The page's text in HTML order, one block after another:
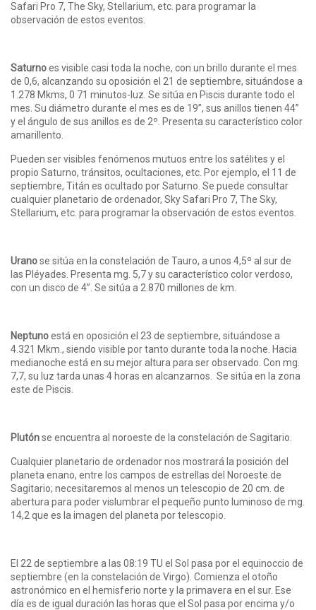
Safari Pro 7, The Sky, Stellarium, etc. para programar la
observación de estos eventos.
Saturnoes visible casi toda la noche, con un brillo durante el mes
de 0,6, alcanzando su oposición el 21 de septiembre, situándose a
1.278 Mkms, 0 71 minutos-luz. Se sitúa en Piscis durante todo el
mes. Su diámetro durante el mes es de 19”, sus anillos tienen 44”
y el ángulo de sus anillos es de 2º. Presenta su característico color
amarillento.
Pueden ser visibles fenómenos mutuos entre los satélites y el
propio Saturno, tránsitos, ocultaciones, etc. Por ejemplo, el 11 de
septiembre, Titán es ocultado por Saturno. Se puede consultar
cualquier planetario de ordenador, Sky Safari Pro 7, The Sky,
Stellarium, etc. para programar la observación de estos eventos.
Uranose sitúa en la constelación de Tauro, a unos 4,5º al sur de
las Pléyades. Presenta mg. 5,7 y su característico color verdoso,
con un disco de 4”. Se sitúa a 2.870 millones de km.
Neptunoestá en oposición el 23 de septiembre, situándose a
4.321 Mkm., siendo visible por tanto durante toda la noche. Hacia
medianoche está en su mejor altura para ser observado. Con mg.
7,7, su luz tarda unas 4 horas en alcanzarnos. Se sitúa en la zona
este de Piscis.
Plutónse encuentra al noroeste de la constelación de Sagitario.
Cualquier planetario de ordenador nos mostrará la posición del
planeta enano, entre los campos de estrellas del Noroeste de
Sagitario; necesitaremos al menos un telescopio de 20 cm. de
abertura para poder vislumbrar el pequeño punto luminoso de mg.
14,2 que es la imagen del planeta por telescopio.
El 22 de septiembre a las 08:19 TU el Sol pasa por el equinoccio de
septiembre (en la constelación de Virgo). Comienza el otoño
astronómico en el hemisferio norte y la primavera en el sur. Ese
día es de igual duración las horas que el Sol pasa por encima y/o